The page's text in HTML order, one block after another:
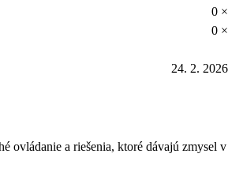
0 ×
0 ×
24. 2. 2026
ovládanie a riešenia, ktoré dávajú zmysel v